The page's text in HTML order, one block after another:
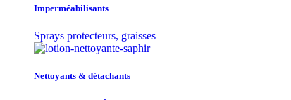
Imperméabilisants
Sprays protecteurs, graisses
Nettoyants & détachants